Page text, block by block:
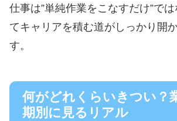
仕事は”単純作業をこなすだけ”で
てキャリアを積む道がしっかり開
す。
何がどれくらいきつい？
期別に見るリアル